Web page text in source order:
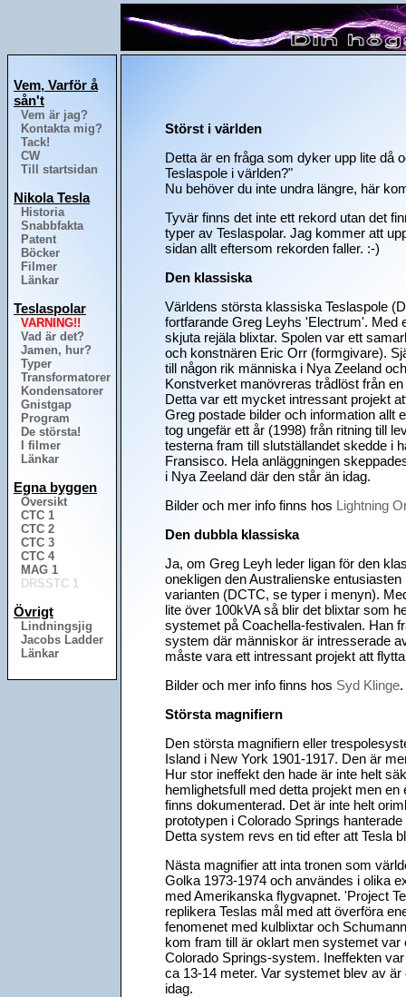
Vem, Varför å
sån't
Vem är jag?
Kontakta mig?
Tack!
CW
Till startsidan
Nikola Tesla
Historia
Snabbfakta
Patent
Böcker
Filmer
Länkar
Teslaspolar
VARNING!!
Vad är det?
Jamen, hur?
Typer
Transformatorer
Kondensatorer
Gnistgap
Program
De största!
I filmer
Länkar
Egna byggen
Översikt
CTC 1
CTC 2
CTC 3
CTC 4
MAG 1
DRSSTC 1
Övrigt
Lindningsjig
Jacobs Ladder
Länkar
Störst i världen
Detta är en fråga som dyker upp lite då
Teslaspole i världen?"
Nu behöver du inte undra längre, här
Tyvär finns det inte ett rekord utan det
typer av Teslaspolar. Jag kommer att
sidan allt eftersom rekorden faller. :-)
Den klassiska
Världens största klassiska Teslaspole
fortfarande Greg Leyhs 'Electrum'. Med
skjuta rejäla blixtar. Spolen var ett
och konstnären Eric Orr (formgivare).
till någon rik människa i Nya Zeeland
Konstverket manövreras trådlöst från
Detta var ett mycket intressant projekt
Greg postade bilder och information allt
tog ungefär ett år (1998) från ritning till
testerna fram till slutställandet skedde i
Fransisco. Hela anläggningen
i Nya Zeeland där den står än idag.
Bilder och mer info finns hos Lightning
Den dubbla klassiska
Ja, om Greg Leyh leder ligan för den
onekligen den Australienske
varianten (DCTC, se typer i menyn).
lite över 100kVA så blir det blixtar som
systemet på Coachella-festivalen. Han
system där människor är intresserade
måste vara ett intressant projekt att
Bilder och mer info finns hos Syd Klinge.
Största magnifiern
Den största magnifiern eller
Island i New York 1901-1917. Den är
Hur stor ineffekt den hade är inte helt
hemlighetsfull med detta projekt men
finns dokumenterad. Det är inte helt
prototypen i Colorado Springs
Detta system revs en tid efter att Tesla
Nästa magnifier att inta tronen som
Golka 1973-1974 och användes i olika
med Amerikanska flygvapnet. 'Project
replikera Teslas mål med att överföra
fenomenet med kulblixtar och
kom fram till är oklart men systemet var
Colorado Springs-system. Ineffekten
ca 13-14 meter. Var systemet blev av
idag.